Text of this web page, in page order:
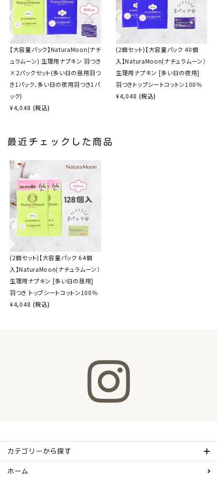
【大容量パック】NaturaMoon(ナチ
ュラムーン) 生理用ナプキン 羽つき
×2パックセット(多い日の昼用羽つ
き1パック、多い日の夜用羽つき1パ
ック)
¥4,048 (税込)
(2個セット)【大容量パック 40個
入】NaturaMoon(ナチュラムーン）
生理用ナプキン [多い日の夜用]
羽つきトップシートコットン100％
¥4,048 (税込)
最近チェックした商品
(2個セット)【大容量パック 64個
入】NaturaMoon(ナチュラムーン）
生理用ナプキン [多い日の昼用]
羽つき トップシートコットン100％
¥4,048 (税込)
カテゴリーから探す
ホーム